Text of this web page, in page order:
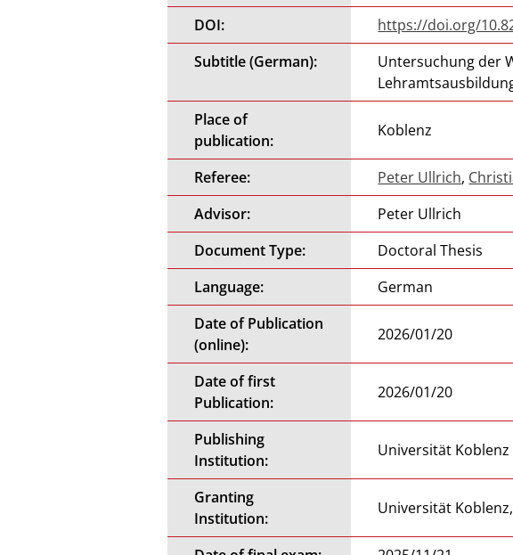
DOI:
https://doi.org/
Subtitle (German):
Untersuchung der
Place of
publication:
Koblenz
Referee: Peter Ullrich,
Advisor:
Peter Ullrich
Document Type:
Doctoral Thesis
Language:
German
Date of Publication
(online):
2026/01/20
Date of first
Publication:
2026/01/20
Publishing
Institution:
Universität Koblenz
Granting
Institution:
Universität